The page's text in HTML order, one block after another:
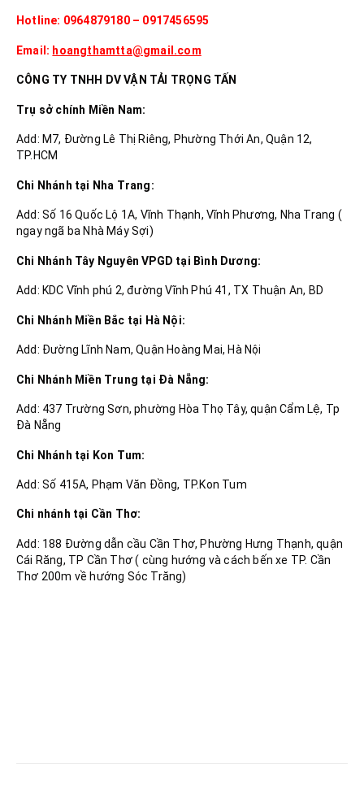
Hotline: 0964879180 – 0917456595
Email: hoangthamtta@gmail.com
CÔNG TY TNHH DV VẬN TẢI TRỌNG TẤN
Trụ sở chính Miền Nam:
Add: M7, Đường Lê Thị Riêng, Phường Thới An, Quận 12,
TP.HCM
Chi Nhánh tại Nha Trang:
Add: Số 16 Quốc Lộ 1A, Vĩnh Thạnh, Vĩnh Phương, Nha Trang (
ngay ngã ba Nhà Máy Sợi)
Chi Nhánh Tây Nguyên VPGD tại Bình Dương:
Add: KDC Vĩnh phú 2, đường Vĩnh Phú 41, TX Thuận An, BD
Chi Nhánh Miền Bắc tại Hà Nội:
Add: Đường Lĩnh Nam, Quận Hoàng Mai, Hà Nội
Chi Nhánh Miền Trung tại Đà Nẵng:
Add: 437 Trường Sơn, phường Hòa Thọ Tây, quận Cẩm Lệ, Tp
Đà Nẵng
Chi Nhánh tại Kon Tum:
Add: Số 415A, Phạm Văn Đồng, TP.Kon Tum
Chi nhánh tại Cần Thơ:
Add: 188 Đường dẫn cầu Cần Thơ, Phường Hưng Thạnh, quận
Cái Răng, TP Cần Thơ ( cùng hướng và cách bến xe TP. Cần
Thơ 200m về hướng Sóc Trăng)